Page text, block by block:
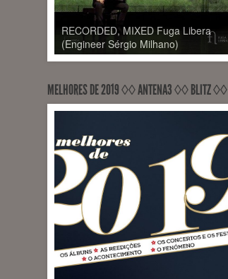
RECORDED, MIXED Fuga Libera
(Engineer Sérgio Milhano)
MELHORES DE 2019 ◊◊ ANTENA3 ◊◊ BLITZ ◊◊